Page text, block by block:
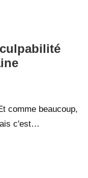
comme beaucoup,
c'est…